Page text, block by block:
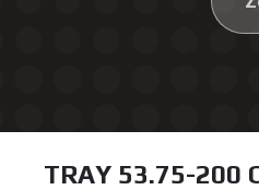
TRAY 53.75-200